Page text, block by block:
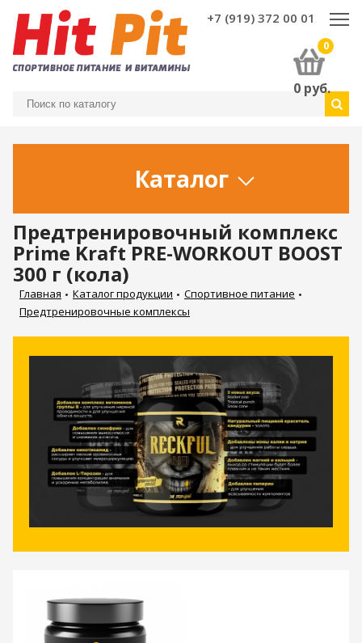
0
0 руб.
+7 (919) 372 00 01
Каталог
Предтренировочный комплекс
Prime Kraft PRE-WORKOUT BOOST
300 г (кола)
Главная Каталог продукции
Спортивное питание
Предтренировочные комплексы